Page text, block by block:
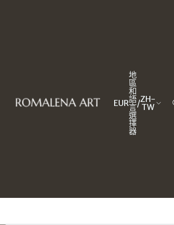
EUR
地
區
和
語
言
選
擇
器
/ZH-
TW